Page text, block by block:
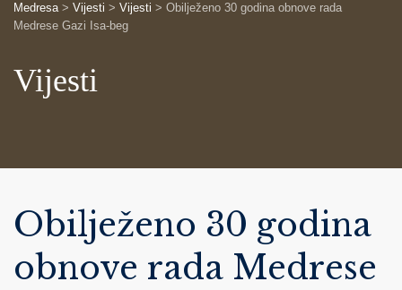
Medresa> Vijesti > Vijesti > Obilježeno 30 godina obnove rada
Medrese Gazi Isa-beg
Vijesti
Obilježeno 30 godina
obnove rada Medrese